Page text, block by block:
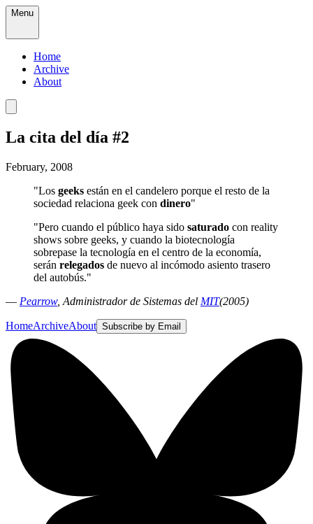
Menu
Home
Archive
About
La cita del día #2
February, 2008
"Los geeks están en el candelero porque el resto de la
sociedad relaciona geek con dinero"
"Pero cuando el público haya sido saturado con reality
shows sobre geeks, y cuando la biotecnología
sobrepase la tecnología en el centro de la economía,
serán relegados de nuevo al incómodo asiento trasero
del autobús."
— Pearrow, Administrador de Sistemas del MIT(2005)
HomeArchiveAbout Subscribe by Email